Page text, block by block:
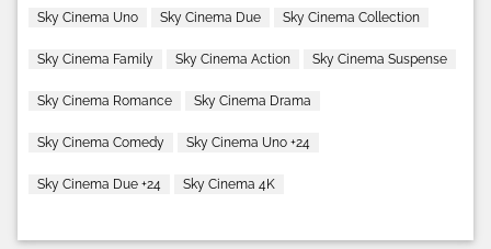
Sky Cinema Uno Sky Cinema Due Sky Cinema Collection
Sky Cinema Family Sky Cinema Action Sky Cinema Suspense
Sky Cinema Romance Sky Cinema Drama
Sky Cinema Comedy Sky Cinema Uno +24
Sky Cinema Due +24 Sky Cinema 4K